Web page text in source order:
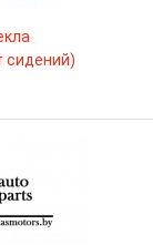
сидений)